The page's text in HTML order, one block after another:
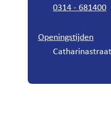
0314 - 681400
Openingstijden